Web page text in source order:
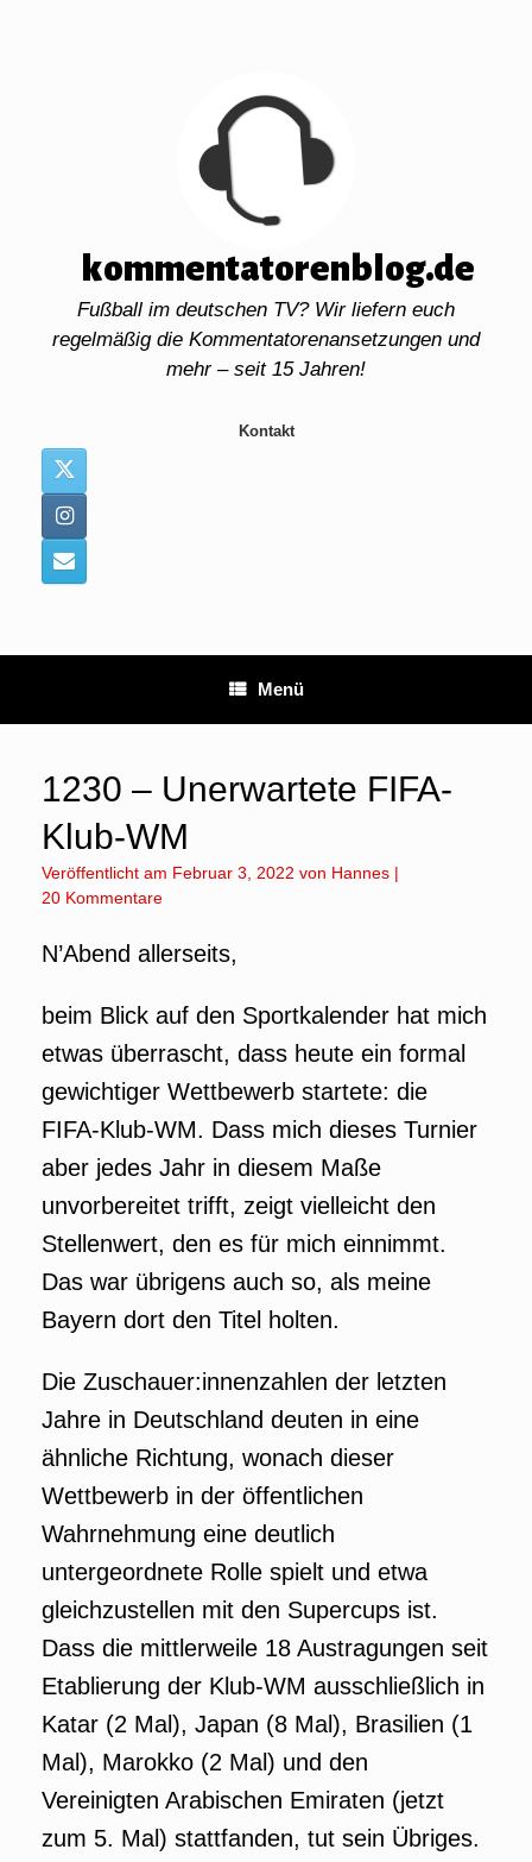
kommentatorenblog.de
Fußball im deutschen TV? Wir liefern euch
regelmäßig die Kommentatorenansetzungen und
mehr – seit 15 Jahren!
Kontakt
Menü
1230 – Unerwartete FIFA-
Klub-WM
Veröffentlicht am Februar 3, 2022 von Hannes |
20 Kommentare
N’Abend allerseits,
beim Blick auf den Sportkalender hat mich
etwas überrascht, dass heute ein formal
gewichtiger Wettbewerb startete: die
FIFA-Klub-WM. Dass mich dieses Turnier
aber jedes Jahr in diesem Maße
unvorbereitet trifft, zeigt vielleicht den
Stellenwert, den es für mich einnimmt.
Das war übrigens auch so, als meine
Bayern dort den Titel holten.
Die Zuschauer:innenzahlen der letzten
Jahre in Deutschland deuten in eine
ähnliche Richtung, wonach dieser
Wettbewerb in der öffentlichen
Wahrnehmung eine deutlich
untergeordnete Rolle spielt und etwa
gleichzustellen mit den Supercups ist.
Dass die mittlerweile 18 Austragungen seit
Etablierung der Klub-WM ausschließlich in
Katar (2 Mal), Japan (8 Mal), Brasilien (1
Mal), Marokko (2 Mal) und den
Vereinigten Arabischen Emiraten (jetzt
zum 5. Mal) stattfanden, tut sein Übriges.